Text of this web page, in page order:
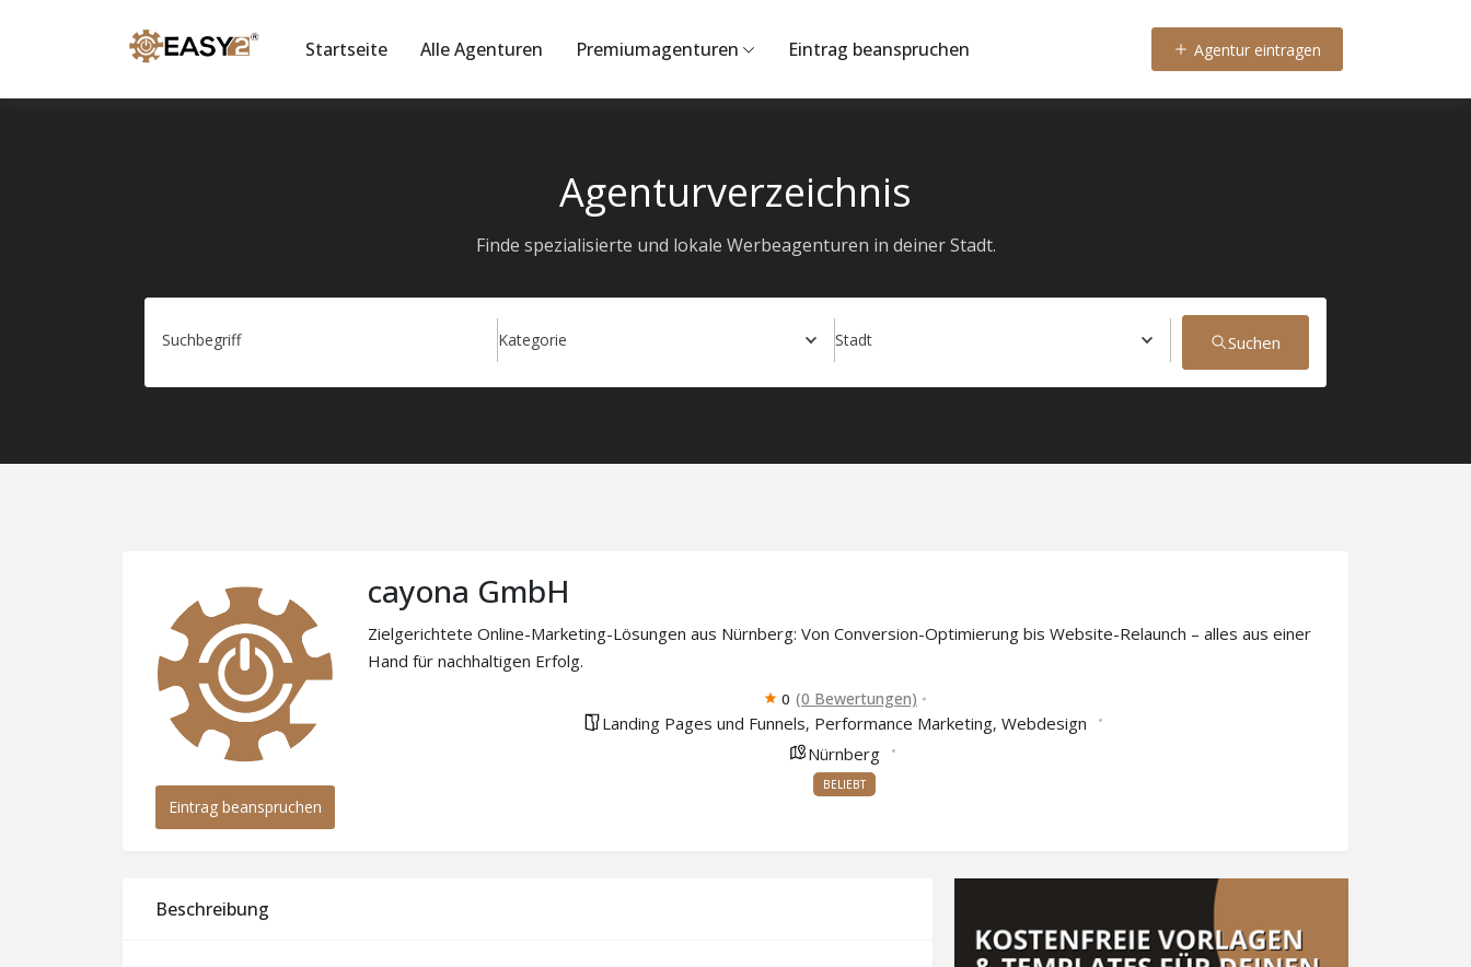
Startseite Alle Agenturen Premiumagenturen Eintrag beanspruchen Agentur eintragen
Agenturverzeichnis
Finde spezialisierte und lokale Werbeagenturen in deiner Stadt.
Suchbegriff Kategorie Stadt Suchen
Eintrag beanspruchen
cayona GmbH
Zielgerichtete Online-Marketing-Lösungen aus Nürnberg: Von Conversion-Optimierung bis Website-Relaunch – alles aus einer
Hand für nachhaltigen Erfolg.
0 (0 Bewertungen)
Landing Pages und Funnels, Performance Marketing, Webdesign
Nürnberg
BELIEBT
Beschreibung